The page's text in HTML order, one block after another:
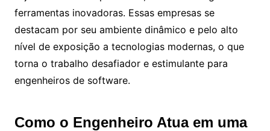
ferramentas inovadoras. Essas empresas se
destacam por seu ambiente dinâmico e pelo alto
nível de exposição a tecnologias modernas, o que
torna o trabalho desafiador e estimulante para
engenheiros de software.
Como o Engenheiro Atua em uma